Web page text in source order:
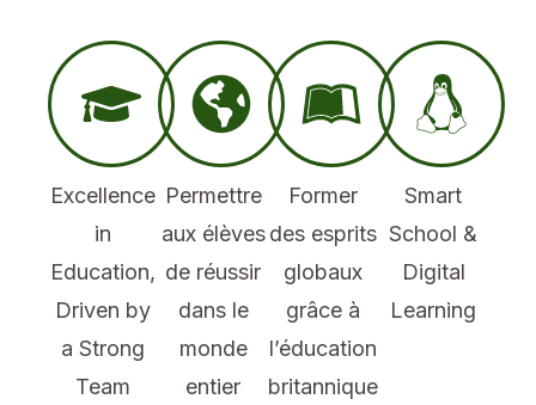
Excellence
in
Education,
Driven by
a Strong
Team
Permettre
aux élèves
de réussir
dans le
monde
entier
Former
des esprits
globaux
grâce à
l’éducation
britannique
Smart
School &
Digital
Learning